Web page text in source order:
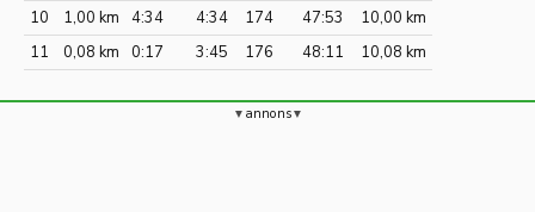
10
1,00 km 4:34 4:34 174 47:53
10,00 km
11
0,08 km 0:17 3:45 176 48:11 10,08 km
annons